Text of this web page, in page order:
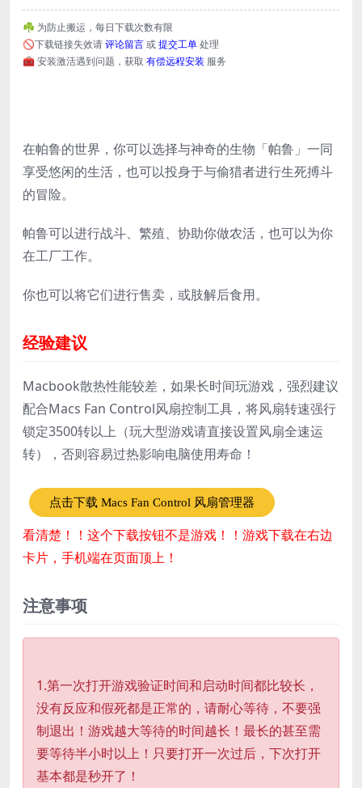
☘️ 为防止搬运，每日下载次数有限
🚫下载链接失效请评论留言或提交工单处理
🧰 安装激活遇到问题，获取 有偿远程安装 服务
在帕鲁的世界，你可以选择与神奇的生物「帕鲁」一同
享受悠闲的生活，也可以投身于与偷猎者进行生死搏斗
的冒险。
帕鲁可以进行战斗、繁殖、协助你做农活，也可以为你
在工厂工作。
你也可以将它们进行售卖，或肢解后食用。
经验建议
Macbook散热性能较差，如果长时间玩游戏，强烈建议
配合Macs Fan Control风扇控制工具，将风扇转速强行
锁定3500转以上（玩大型游戏请直接设置风扇全速运
转），否则容易过热影响电脑使用寿命！
点击下载 Macs Fan Control 风扇管理器
看清楚！！这个下载按钮不是游戏！！游戏下载在右边
卡片，手机端在页面顶上！
注意事项
1.第一次打开游戏验证时间和启动时间都比较长，
没有反应和假死都是正常的，请耐心等待，不要强
制退出！游戏越大等待的时间越长！最长的甚至需
要等待半小时以上！只要打开一次过后，下次打开
基本都是秒开了！